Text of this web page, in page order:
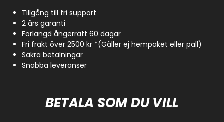
Tillgång till fri support
2 års garanti
Förlängd ångerrätt 60 dagar
Fri frakt över 2500 kr *(Gäller ej hempaket eller pall)
Säkra betalningar
Snabba leveranser
BETALA SOM DU VILL